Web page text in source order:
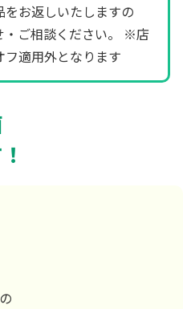
お返しいたしますの
・ご相談ください。 ※店
適用外となります